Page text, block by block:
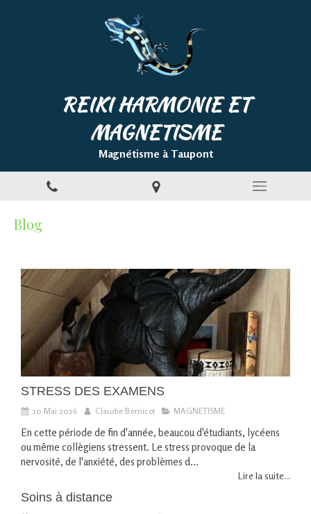
REIKI HARMONIE ET
MAGNETISME
Magnétisme à Taupont
Blog
STRESS DES EXAMENS
10 Mai 2026 Claudie Bernicot MAGNETISME
En cette période de fin d'année, beaucou d'étudiants, lycéens
ou même collègiens stressent. Le stress provoque de la
nervosité, de l'anxiété, des problèmes d...
Lire la suite...
Soins à distance